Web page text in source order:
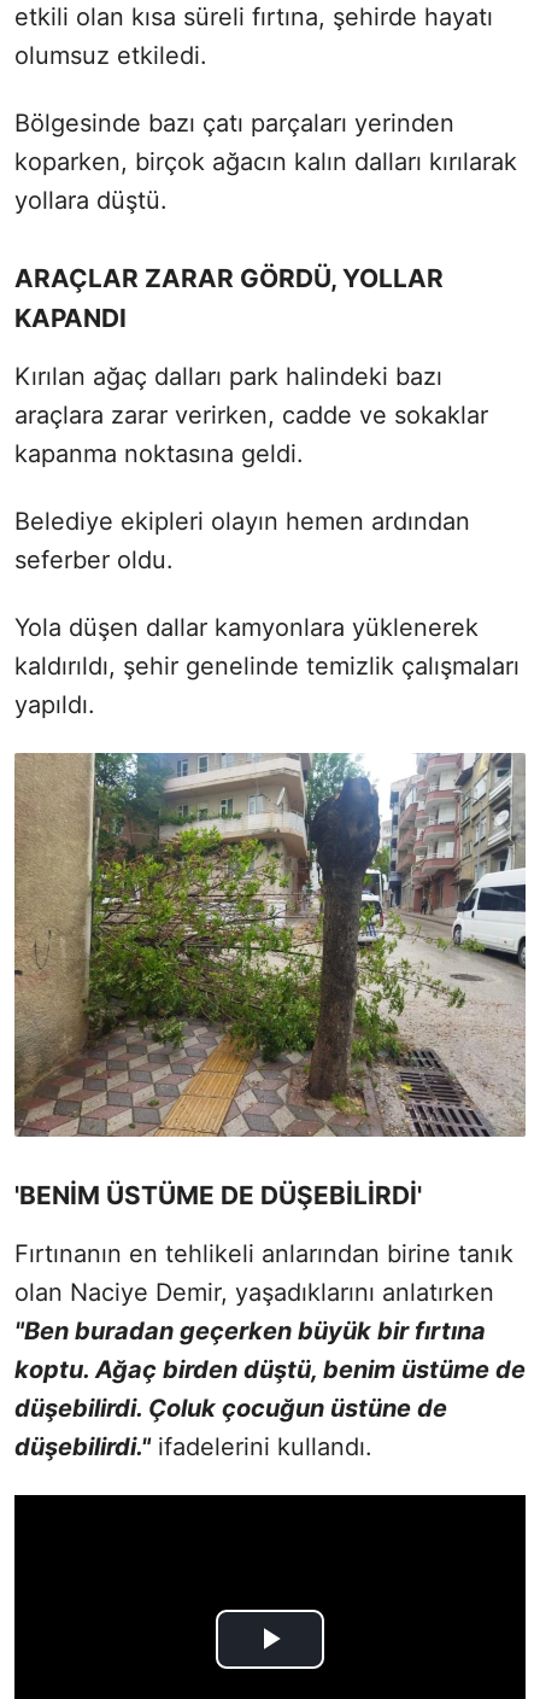
etkili olan kısa süreli fırtına, şehirde hayatı
olumsuz etkiledi.
Bölgesinde bazı çatı parçaları yerinden
koparken, birçok ağacın kalın dalları kırılarak
yollara düştü.
ARAÇLAR ZARAR GÖRDÜ, YOLLAR
KAPANDI
Kırılan ağaç dalları park halindeki bazı
araçlara zarar verirken, cadde ve sokaklar
kapanma noktasına geldi.
Belediye ekipleri olayın hemen ardından
seferber oldu.
Yola düşen dallar kamyonlara yüklenerek
kaldırıldı, şehir genelinde temizlik çalışmaları
yapıldı.
'BENİM ÜSTÜME DE DÜŞEBİLİRDİ'
Fırtınanın en tehlikeli anlarından birine tanık
olan Naciye Demir, yaşadıklarını anlatırken
"Ben buradan geçerken büyük bir fırtına
koptu. Ağaç birden düştü, benim üstüme de
düşebilirdi. Çoluk çocuğun üstüne de
düşebilirdi."ifadelerini kullandı.